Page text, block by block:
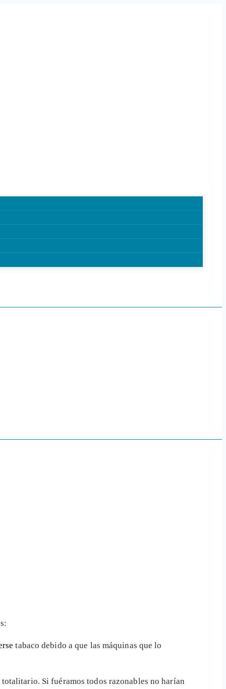
tabaco debido a que las máquinas que lo
Si fuéramos todos razonables no harían